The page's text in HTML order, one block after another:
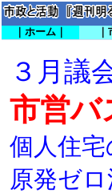
｜ホーム｜
３月議
市営バ
個人住宅
原発ゼ